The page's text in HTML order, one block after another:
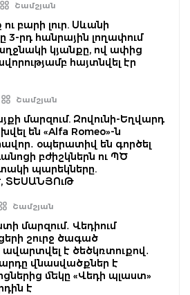
Շամշյան
բարի լուր. Սևանի
րդ հանրային լողափում
կյանքը, ով ափից
հայտնվել էր
Շամշյան
մարզում. Զովունի-Եղվարդ
են «Alfa Romeo»-ն
օպերատիվ են գործել
բժիշկներն ու ՊԾ
պարեկները.
ՏԵՍԱՆՅՈւԹ
Շամշյան
մարզում․ Վեդիում
շուրջ ծագած
ավարտվել է ծեծկռտուքով․
վնասվածքներ է
մեկը «Վեդի պլաստ»
է